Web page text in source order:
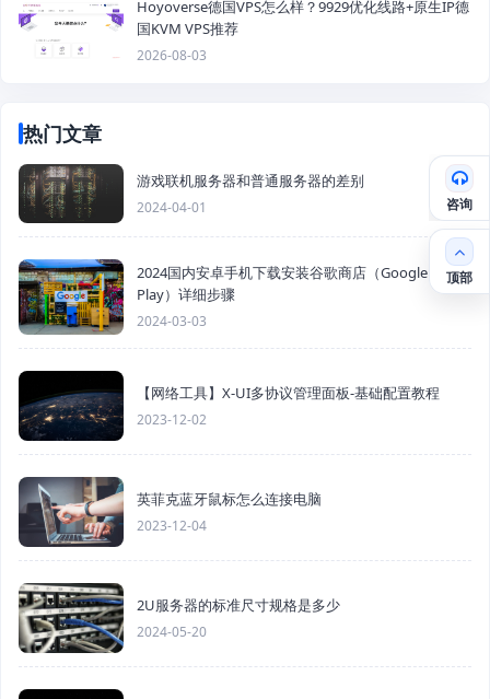
Hoyoverse德国VPS怎么样？9929优化线路+原生IP德
国KVM VPS推荐
2026-08-03
热门文章
游戏联机服务器和普通服务器的差别
2024-04-01
2024国内安卓手机下载安装谷歌商店（Google
Play）详细步骤
2024-03-03
【网络工具】X-UI多协议管理面板-基础配置教程
2023-12-02
英菲克蓝牙鼠标怎么连接电脑
2023-12-04
2U服务器的标准尺寸规格是多少
2024-05-20
咨询
顶部